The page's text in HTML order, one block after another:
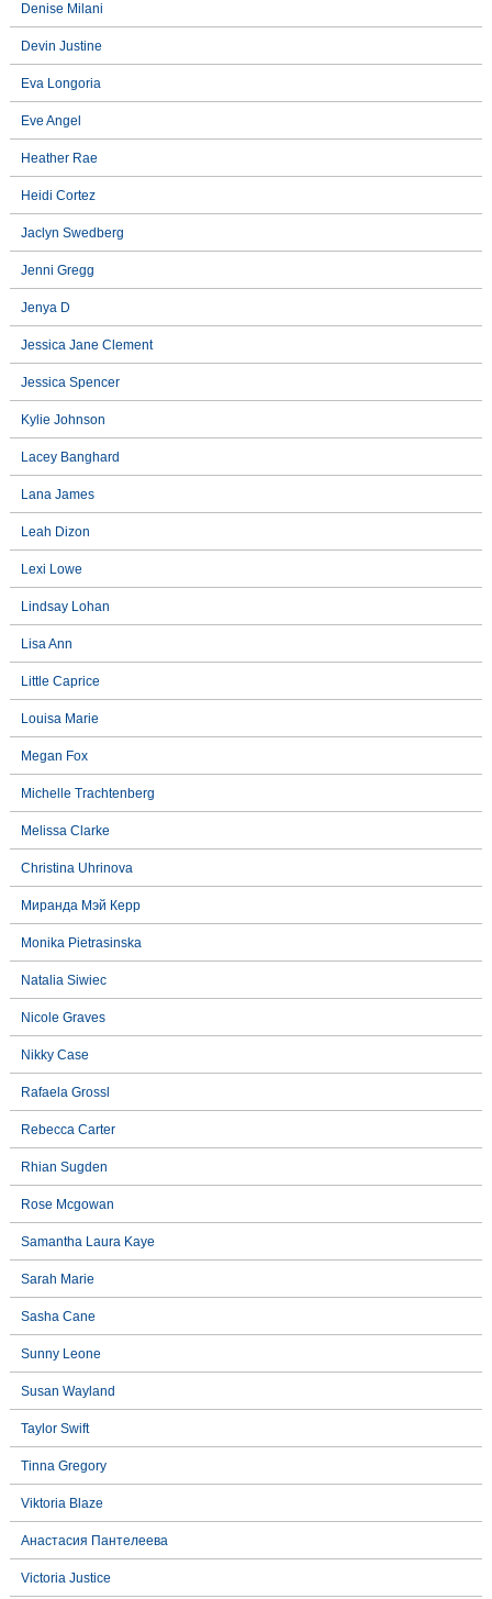
Denise Milani
Devin Justine
Eva Longoria
Eve Angel
Heather Rae
Heidi Cortez
Jaclyn Swedberg
Jenni Gregg
Jenya D
Jessica Jane Clement
Jessica Spencer
Kylie Johnson
Lacey Banghard
Lana James
Leah Dizon
Lexi Lowe
Lindsay Lohan
Lisa Ann
Little Caprice
Louisa Marie
Megan Fox
Michelle Trachtenberg
Melissa Clarke
Christina Uhrinova
Миранда Мэй Керр
Monika Pietrasinska
Natalia Siwiec
Nicole Graves
Nikky Case
Rafaela Grossl
Rebecca Carter
Rhian Sugden
Rose Mcgowan
Samantha Laura Kaye
Sarah Marie
Sasha Cane
Sunny Leone
Susan Wayland
Taylor Swift
Tinna Gregory
Viktoria Blaze
Анастасия Пантелеева
Victoria Justice